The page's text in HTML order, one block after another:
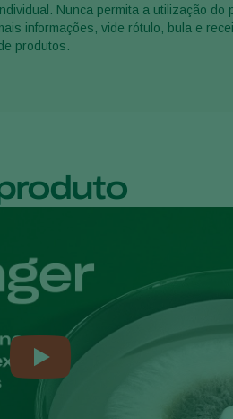
Nunca permita a utilização
informações, vide rótulo, bula e
produtos.